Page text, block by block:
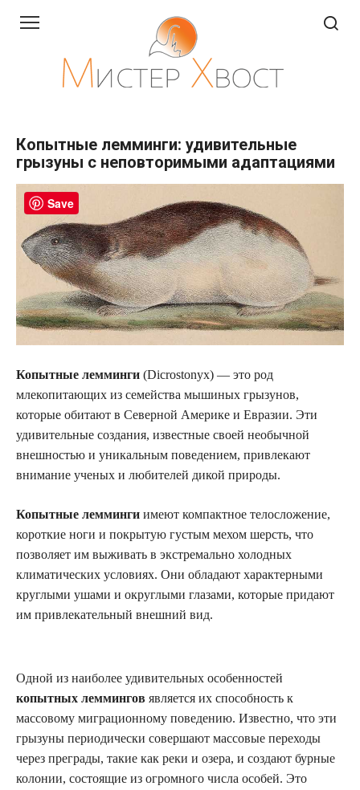
Копытные лемминги: удивительные
грызуны с неповторимыми адаптациями
Копытные лемминги (Dicrostonyx) — это род
млекопитающих из семейства мышиных грызунов,
которые обитают в Северной Америке и Евразии. Эти
удивительные создания, известные своей необычной
внешностью и уникальным поведением, привлекают
внимание ученых и любителей дикой природы.
Копытные лемминги имеют компактное телосложение,
короткие ноги и покрытую густым мехом шерсть, что
позволяет им выживать в экстремально холодных
климатических условиях. Они обладают характерными
круглыми ушами и округлыми глазами, которые придают
им привлекательный внешний вид.
Одной из наиболее удивительных особенностей
копытных леммингов является их способность к
массовому миграционному поведению. Известно, что эти
грызуны периодически совершают массовые переходы
через преграды, такие как реки и озера, и создают бурные
колонии, состоящие из огромного числа особей. Это
Save